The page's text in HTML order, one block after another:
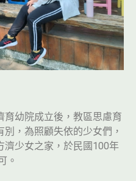
幼院成立後，教區思慮育
，為照顧失依的少女們，
濟少女之家，於民國100年
。